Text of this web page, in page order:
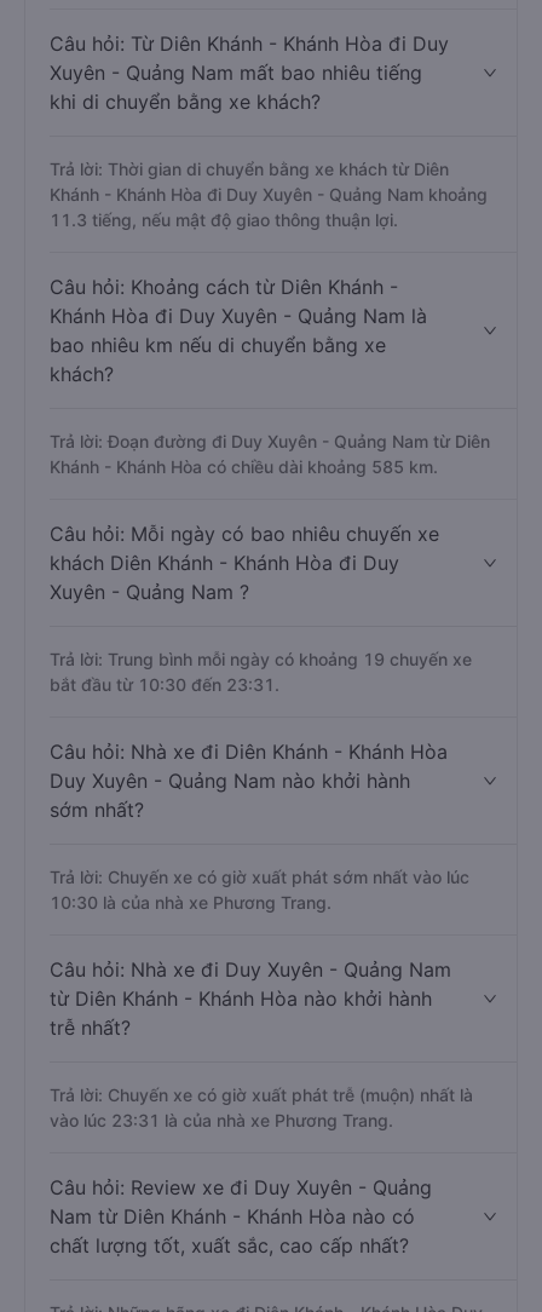
Câu hỏi: Từ Diên Khánh - Khánh Hòa đi Duy
Xuyên - Quảng Nam mất bao nhiêu tiếng
khi di chuyển bằng xe khách?
Trả lời: Thời gian di chuyển bằng xe khách từ Diên
Khánh - Khánh Hòa đi Duy Xuyên - Quảng Nam khoảng
11.3 tiếng, nếu mật độ giao thông thuận lợi.
Câu hỏi: Khoảng cách từ Diên Khánh -
Khánh Hòa đi Duy Xuyên - Quảng Nam là
bao nhiêu km nếu di chuyển bằng xe
khách?
Trả lời: Đoạn đường đi Duy Xuyên - Quảng Nam từ Diên
Khánh - Khánh Hòa có chiều dài khoảng 585 km.
Câu hỏi: Mỗi ngày có bao nhiêu chuyến xe
khách Diên Khánh - Khánh Hòa đi Duy
Xuyên - Quảng Nam ?
Trả lời: Trung bình mỗi ngày có khoảng 19 chuyến xe
bắt đầu từ 10:30 đến 23:31.
Câu hỏi: Nhà xe đi Diên Khánh - Khánh Hòa
Duy Xuyên - Quảng Nam nào khởi hành
sớm nhất?
Trả lời: Chuyến xe có giờ xuất phát sớm nhất vào lúc
10:30 là của nhà xe Phương Trang.
Câu hỏi: Nhà xe đi Duy Xuyên - Quảng Nam
từ Diên Khánh - Khánh Hòa nào khởi hành
trễ nhất?
Trả lời: Chuyến xe có giờ xuất phát trễ (muộn) nhất là
vào lúc 23:31 là của nhà xe Phương Trang.
Câu hỏi: Review xe đi Duy Xuyên - Quảng
Nam từ Diên Khánh - Khánh Hòa nào có
chất lượng tốt, xuất sắc, cao cấp nhất?